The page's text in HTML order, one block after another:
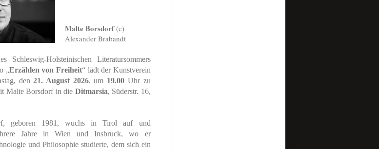
Malte Borsdorf(c)
Alexander Brabandt
Schleswig-Holsteinischen Literatursommers
„Erzählen von Freiheit“ lädt der Kunstverein
den21. August 2026, um 19.00 Uhr zu
Malte Borsdorf in die Ditmarsia, Süderstr. 16,
geboren 1981, wuchs in Tirol auf und
Jahre in Wien und Insbruck, wo er
und Philosophie studierte, dem sich ein